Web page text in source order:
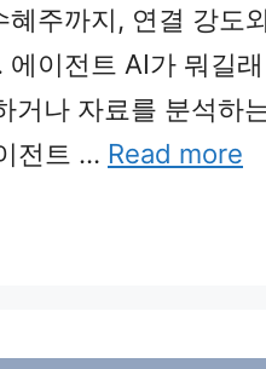
혜주까지, 연결 강도
이전트 AI가 뭐길래
거나 자료를 분석하
전트 … Read more